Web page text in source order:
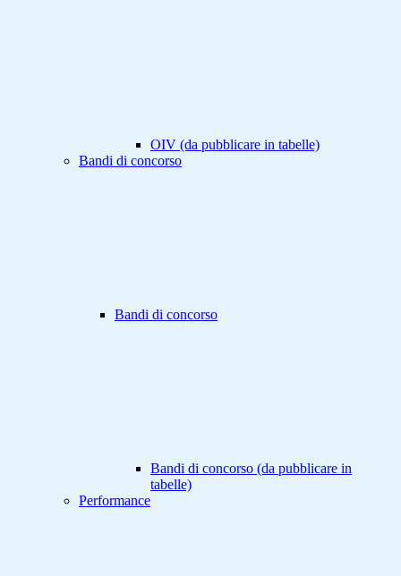
OIV (da pubblicare in tabelle)
Bandi di concorso
Bandi di concorso
Bandi di concorso (da pubblicare in
tabelle)
Performance